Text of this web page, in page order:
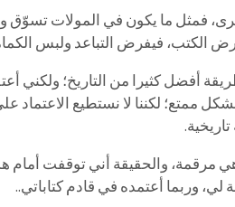
فمثل ما يكون في المولات تسوّق
الكتب، فيفرض التباعد ولبس
أفضل كثيرا من التاريخ؛ ولكني
ممتع؛ لكننا لا نستطيع الاعتماد
مرقمة، والحقيقة أني توقفت أمام
وربما أعتمده في قادم كتاباتي..